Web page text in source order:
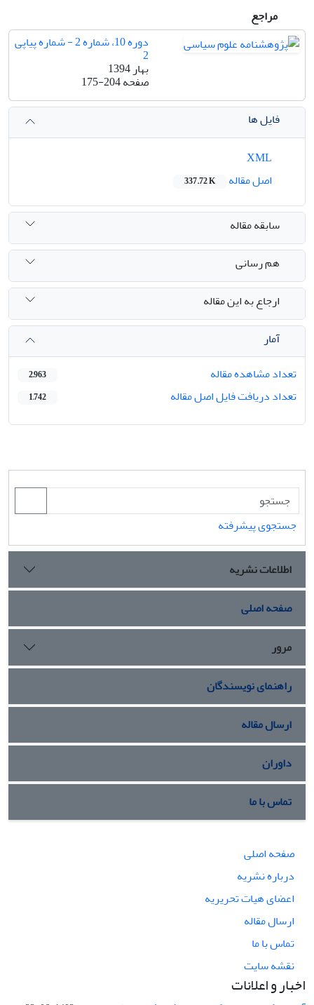
مراجع
دوره 10، شماره 2 - شماره پیاپی
2
بهار 1394
صفحه175-204
فایل ها
اصل مقاله
337.72 K
سابقه مقاله
هم رسانی
ارجاع به این مقاله
آمار
تعداد مشاهده مقاله
2,963
تعداد دریافت فایل اصل مقاله 1,742
جستجوی پیشرفته
اطلاعات نشریه
صفحه اصلی
مرور
راهنمای نویسندگان
ارسال مقاله
داوران
تماس با ما
صفحه اصلی
درباره نشریه
اعضای هیات تحریریه
ارسال مقاله
تماس با ما
نقشه سایت
اخبار و اعلانات